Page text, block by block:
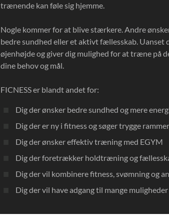
trænende kan føle sig hjemme.
Nogle kommer for at blive stærkere. Andre
bedre sundhed eller et aktivt fællesskab. Uanset
øjenhøjde og giver dig mulighed for at træne på
dine behov og mål.
FICNESS er blandt andet for:
Dig der ønsker bedre sundhed og mere
Dig der er ny i fitness og søger trygge rammer
Dig der ønsker effektiv træning med EGYM
Dig der foretrækker holdtræning og
Dig der vil kombinere fitness, svømning og
Dig der vil have adgang til mange